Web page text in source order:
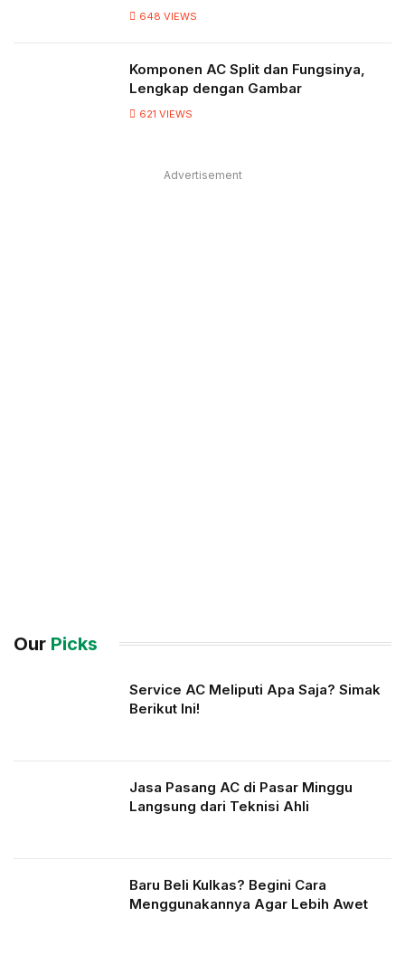
648 VIEWS
Komponen AC Split dan Fungsinya,
Lengkap dengan Gambar
621 VIEWS
Advertisement
Our Picks
Service AC Meliputi Apa Saja? Simak
Berikut Ini!
Jasa Pasang AC di Pasar Minggu
Langsung dari Teknisi Ahli
Baru Beli Kulkas? Begini Cara
Menggunakannya Agar Lebih Awet